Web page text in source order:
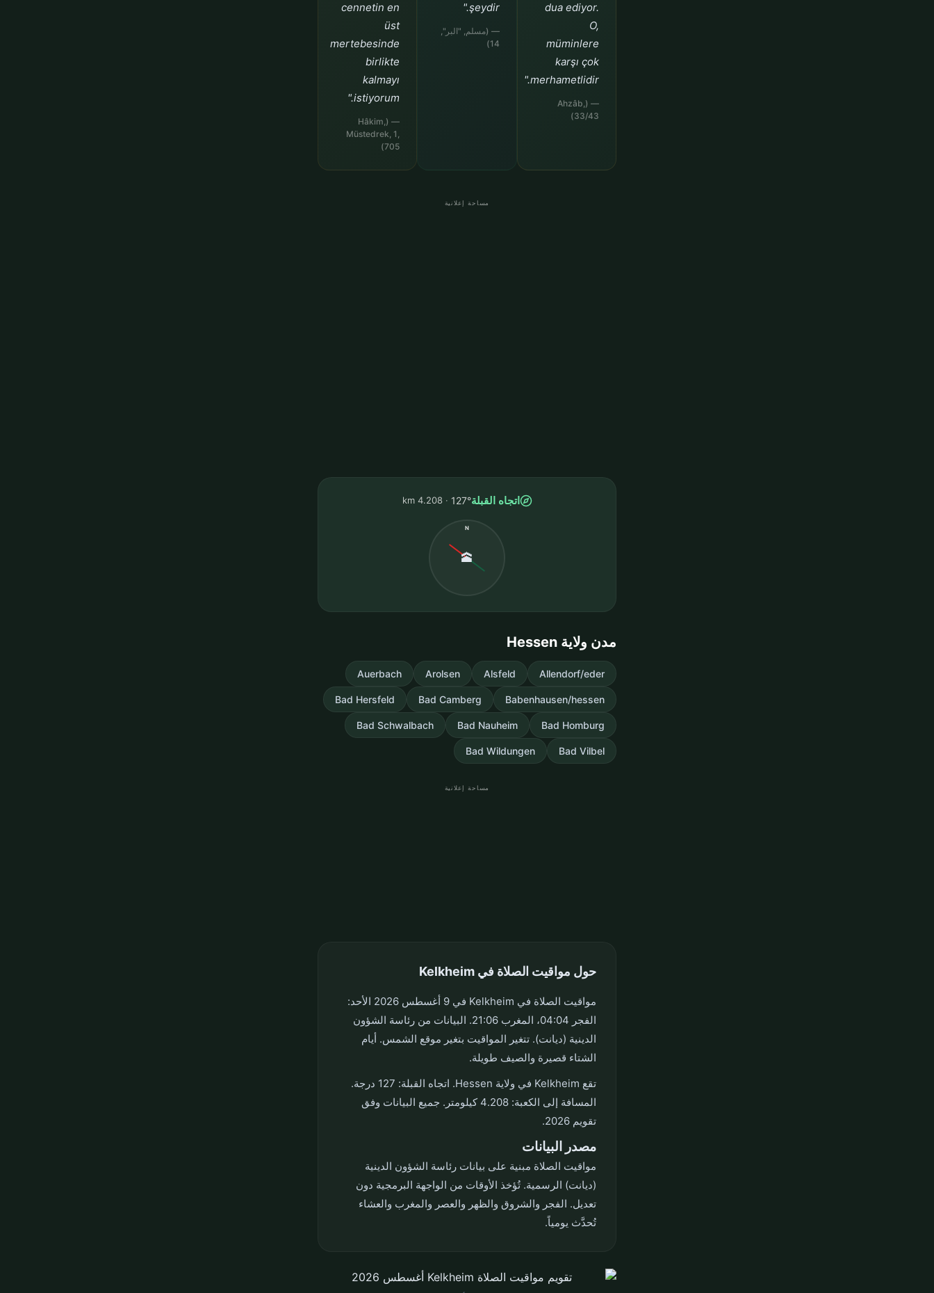
dua ediyor.
O,
müminlere
karşı çok
merhametlidir."
— (Ahzâb,
33/43)
şeydir."
— (مسلم, "البر",
14)
cennetin en
üst
mertebesinde
birlikte
kalmayı
istiyorum."
— (Hâkim,
Müstedrek, 1,
705)
مساحة إعلانية
اتجاه القبلة127°
4.208 km
N
🕋
مدن ولاية Hessen
Allendorf/eder
Alsfeld
Arolsen
Auerbach
Babenhausen/hessen
Bad Camberg
Bad Hersfeld
Bad Homburg
Bad Nauheim
Bad Schwalbach
Bad Vilbel
Bad Wildungen
مساحة إعلانية
حول مواقيت الصلاة في Kelkheim
مواقيت الصلاة في Kelkheim في 9 أغسطس 2026 الأحد:
الفجر 04:04، المغرب 21:06. البيانات من رئاسة الشؤون
الدينية (ديانت). تتغير المواقيت بتغير موقع الشمس. أيام
الشتاء قصيرة والصيف طويلة.
تقع Kelkheim في ولاية Hessen. اتجاه القبلة: 127 درجة.
المسافة إلى الكعبة: 4.208 كيلومتر. جميع البيانات وفق
تقويم 2026.
مصدر البيانات
مواقيت الصلاة مبنية على بيانات رئاسة الشؤون الدينية
(ديانت) الرسمية. تُؤخذ الأوقات من الواجهة البرمجية دون
تعديل. الفجر والشروق والظهر والعصر والمغرب والعشاء
تُحدَّث يومياً.